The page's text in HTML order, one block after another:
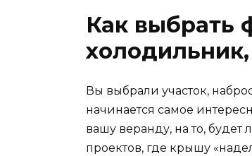
Как выбрать
Вы выбрали участок,
начинается самое
вашу веранду, на то, будет
проектов, где крышу